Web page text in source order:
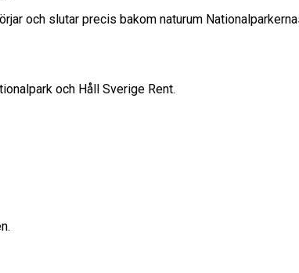
och slutar precis bakom naturum
och Håll Sverige Rent.